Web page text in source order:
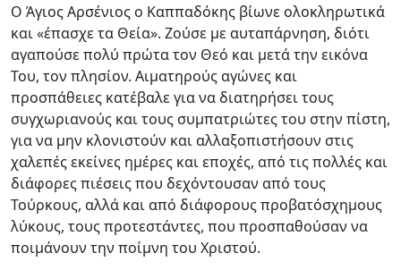
Ο Άγιος Αρσένιος ο Καππαδόκης βίωνε ολοκληρωτικά
και «έπασχε τα Θεία». Ζούσε με αυταπάρνηση, διότι
αγαπούσε πολύ πρώτα τον Θεό και μετά την εικόνα
Του, τον πλησίον. Αιματηρούς αγώνες και
προσπάθειες κατέβαλε για να διατηρήσει τους
συγχωριανούς και τους συμπατριώτες του στην πίστη,
για να μην κλονιστούν και αλλαξοπιστήσουν στις
χαλεπές εκείνες ημέρες και εποχές, από τις πολλές και
διάφορες πιέσεις που δεχόντουσαν από τους
Τούρκους, αλλά και από διάφορους προβατόσχημους
λύκους, τους προτεστάντες, που προσπαθούσαν να
ποιμάνουν την ποίμνη του Χριστού.